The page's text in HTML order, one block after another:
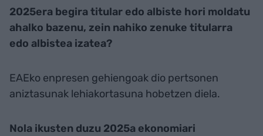
2025era begira titular edo albiste hori moldatu
ahalko bazenu, zein nahiko zenuke titularra
edo albistea izatea?
EAEko enpresen gehiengoak dio pertsonen
aniztasunak lehiakortasuna hobetzen diela.
Nola ikusten duzu 2025a ekonomiari